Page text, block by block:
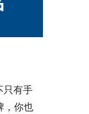
只有手
，你也